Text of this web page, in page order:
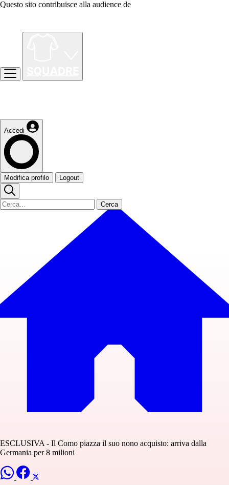
Questo sito contribuisce alla audience de
Accedi
Modifica profilo Logout
Cerca
ESCLUSIVA - Il Como piazza il suo nono acquisto: arriva dalla
Germania per 8 milioni